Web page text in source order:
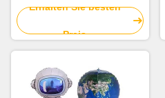
mehrfarbige 24 Zoll-Folien-
Erhalten Sie besten
Preis